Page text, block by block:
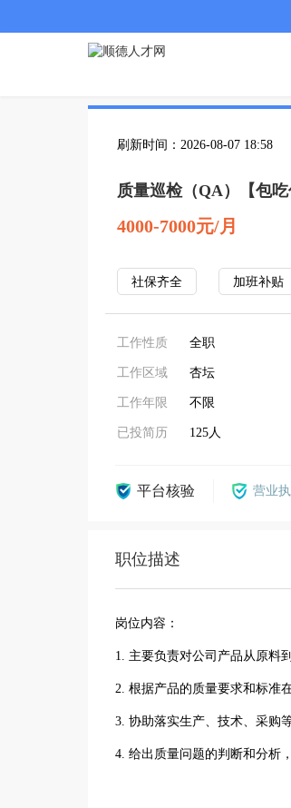
刷新时间：2026-08-07 18:58
质量巡检（QA）【包
4000-7000元/月
社保齐全 加班补贴
工作性质 全职
工作区域 杏坛
工作年限 不限
已投简历 125人
平台核验 营业
职位描述
岗位内容：
1. 主要负责对公司产品从原料
2. 根据产品的质量要求和标准
3. 协助落实生产、技术、采购
4. 给出质量问题的判断和分析